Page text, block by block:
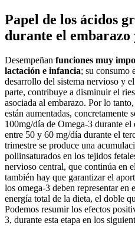
Papel de los ácidos
durante el
Desempeñan funciones muy
lactación e infancia; su consumo
desarrollo del sistema nervioso y
parte, contribuye a disminuir el
asociada al embarazo. Por lo
están aumentadas, concretamente
100mg/día de Omega-3 durante
entre 50 y 60 mg/día durante el
trimestre se produce una
poliinsaturados en los tejidos
nervioso central, que continúa en
también hay que garantizar el
los omega-3 deben representar en
energía total de la dieta, el doble
Podemos resumir los efectos
3, durante esta etapa en los